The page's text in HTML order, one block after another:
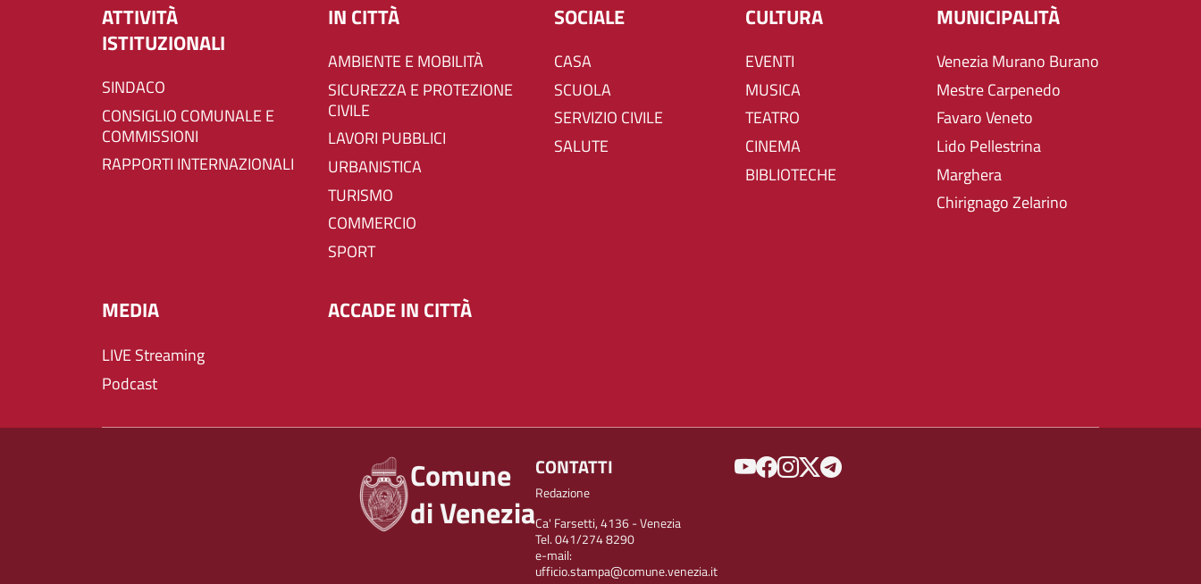
ATTIVITÀ
ISTITUZIONALI
SINDACO
CONSIGLIO COMUNALE E
COMMISSIONI
RAPPORTI INTERNAZIONALI
IN CITTÀ
AMBIENTE E MOBILITÀ
SICUREZZA E PROTEZIONE
CIVILE
LAVORI PUBBLICI
URBANISTICA
TURISMO
COMMERCIO
SPORT
SOCIALE
CASA
SCUOLA
SERVIZIO CIVILE
SALUTE
CULTURA
EVENTI
MUSICA
TEATRO
CINEMA
BIBLIOTECHE
MUNICIPALITÀ
Venezia Murano Burano
Mestre Carpenedo
Favaro Veneto
Lido Pellestrina
Marghera
Chirignago Zelarino
MEDIA
LIVE Streaming
Podcast
ACCADE IN CITTÀ
Comune
di Venezia
CONTATTI
Redazione
Ca' Farsetti, 4136 - Venezia
Tel. 041/274 8290
e-mail:
ufficio.stampa@comune.venezia.it
SOCIAL MENU